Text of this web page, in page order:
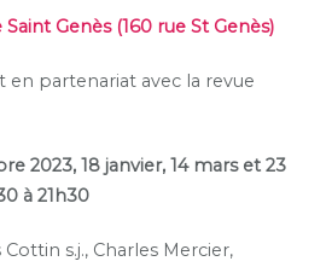
Genès (160 rue St Genès)
en partenariat avec la revue
2023, 18 janvier, 14 mars et 23
à 21h30
Cottin s.j., Charles Mercier,